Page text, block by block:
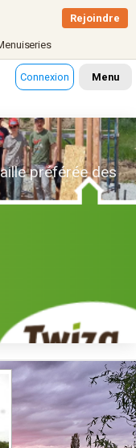
Rejoindre
Connexion Menu
préférée des